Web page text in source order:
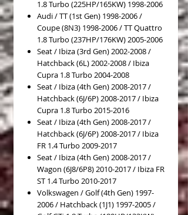
1.8 Turbo (225HP/165KW) 1998-2006
Audi / TT (1st Gen) 1998-2006 /
Coupe (8N3) 1998-2006 / TT Quattro
1.8 Turbo (237HP/176KW) 2005-2006
Seat / Ibiza (3rd Gen) 2002-2008 /
Hatchback (6L) 2002-2008 / Ibiza
Cupra 1.8 Turbo 2004-2008
Seat / Ibiza (4th Gen) 2008-2017 /
Hatchback (6J/6P) 2008-2017 / Ibiza
Cupra 1.8 Turbo 2015-2016
Seat / Ibiza (4th Gen) 2008-2017 /
Hatchback (6J/6P) 2008-2017 / Ibiza
FR 1.4 Turbo 2009-2017
Seat / Ibiza (4th Gen) 2008-2017 /
Wagon (6J8/6P8) 2010-2017 / Ibiza FR
ST 1.4 Turbo 2010-2017
Volkswagen / Golf (4th Gen) 1997-
2006 / Hatchback (1J1) 1997-2005 /